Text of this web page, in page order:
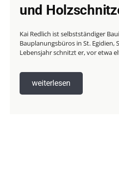
und
Kai Redlich ist selbstständiger
Bauplanungsbüros in St. Egidien,
Lebensjahr schnitzt er, vor etwa
weiterlesen